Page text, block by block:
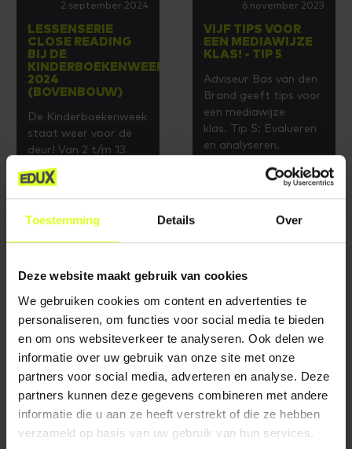
Toestemming Details Over
Deze website maakt gebruik van cookies
We gebruiken cookies om content en advertenties te
personaliseren, om functies voor social media te bieden
en om ons websiteverkeer te analyseren. Ook delen we
informatie over uw gebruik van onze site met onze
partners voor social media, adverteren en analyse. Deze
partners kunnen deze gegevens combineren met andere
informatie die u aan ze heeft verstrekt of die ze hebben
verzameld op basis van uw gebruik van hun services.
2 september 2024
LESSENSERIE
CLOSE READING
BIJ DE
KINDERBOEKENWEEK
2024
(BOVENBOUW)
De Kinderboekenweek
staat weer voor de
deur! Van 2 t/m 13
oktober staan
kinderboeken en
leesplezier ...
6 november 2023
VIJF TIPS VOOR
EEN MEDIAWIJZE
KLAS! - TIP 5
Adviseur Bas van den
Brand geeft tips voor
een mediawijze
klas. Tip 5: Evalueren
en analyseren.
LEES VERDER
4 november 2023
VIJF TIPS VOOR
EEN MEDIAWIJZE
KLAS! - TIP 4
1 november 2023
VIJF TIPS VOOR
EEN MEDIAWIJZE